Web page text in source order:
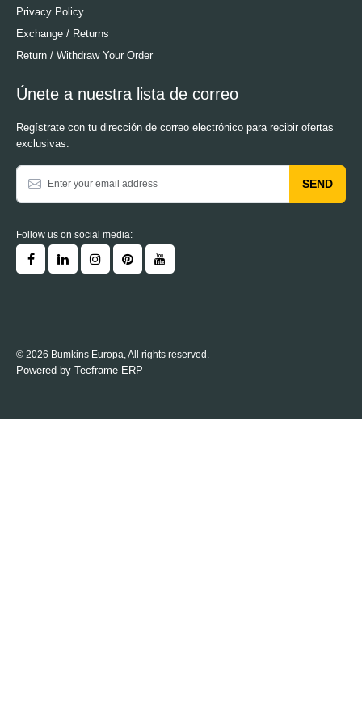
Privacy Policy
Exchange / Returns
Return / Withdraw Your Order
Únete a nuestra lista de correo
Regístrate con tu dirección de correo electrónico para recibir ofertas
exclusivas.
SEND
Follow us on social media:
© 2026 Bumkins Europa, All rights reserved.
Powered by Tecframe ERP